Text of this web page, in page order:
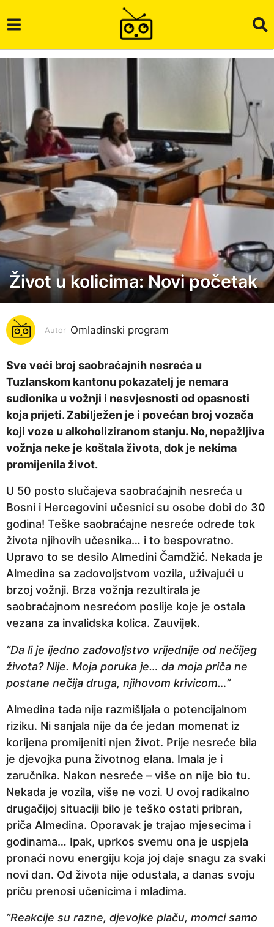
7
o
d
n
a
p
r
i
j
e
g
o
d
i
n
a
p
r
i
j
e
Život u kolicima: Novi početak
Autor Omladinski program
Sve veći broj saobraćajnih nesreća u
Tuzlanskom kantonu pokazatelj je nemara
sudionika u vožnji i nesvjesnosti od opasnosti
koja prijeti. Zabilježen je i povećan broj vozača
koji voze u alkoholiziranom stanju. No, nepažljiva
vožnja neke je koštala života, dok je nekima
promijenila život.
U 50 posto slučajeva saobraćajnih nesreća u
Bosni i Hercegovini učesnici su osobe dobi do 30
godina! Teške saobraćajne nesreće odrede tok
života njihovih učesnika… i to bespovratno.
Upravo to se desilo Almedini Čamdžić. Nekada je
Almedina sa zadovoljstvom vozila, uživajući u
brzoj vožnji. Brza vožnja rezultirala je
saobraćajnom nesrećom poslije koje je ostala
vezana za invalidska kolica. Zauvijek.
”Da li je ijedno zadovoljstvo vrijednije od nečijeg
života? Nije. Moja poruka je… da moja priča ne
postane nečija druga, njihovom krivicom…”
Almedina tada nije razmišljala o potencijalnom
riziku. Ni sanjala nije da će jedan momenat iz
korijena promijeniti njen život. Prije nesreće bila
je djevojka puna životnog elana. Imala je i
zaručnika. Nakon nesreće – više on nije bio tu.
Nekada je vozila, više ne vozi. U ovoj radikalno
drugačijoj situaciji bilo je teško ostati pribran,
priča Almedina. Oporavak je trajao mjesecima i
godinama… Ipak, uprkos svemu ona je uspjela
pronaći novu energiju koja joj daje snagu za svaki
novi dan. Od života nije odustala, a danas svoju
priču prenosi učenicima i mladima.
”Reakcije su razne, djevojke plaču, momci samo